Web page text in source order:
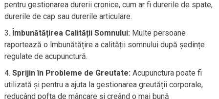
pentru gestionarea durerii cronice, cum ar fi durerile de spate,
durerile de cap sau durerile articulare.
Îmbunătățirea Calității Somnului: Multe persoane
raportează o îmbunătățire a calității somnului după ședințe
regulate de acupunctură.
Sprijin în Probleme de Greutate: Acupunctura poate fi
utilizată și pentru a ajuta la gestionarea greutății corporale,
reducând pofta de mâncare și creând o mai bună